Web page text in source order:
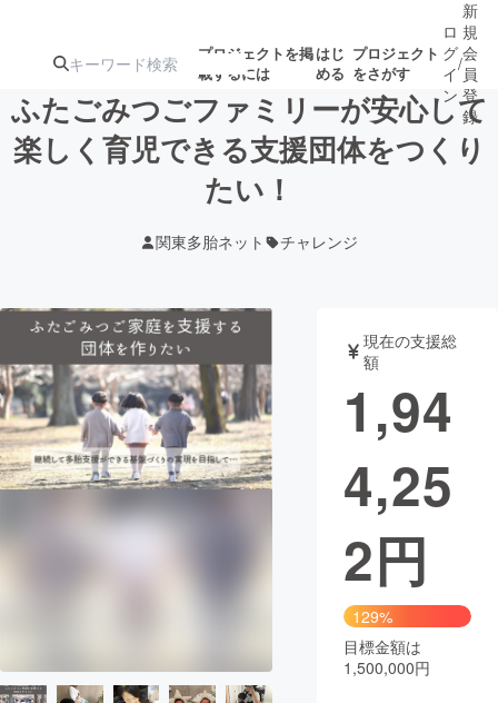
プロジェクトを掲
載するには
はじ
める
プロジェクト
をさがす
注目の新着プロ 募集終了が近いプ
テクノロジー・ガジェット
映像・映画 書籍・雑誌
ビジネス・起業 チャレンジ
CAMPFIRE Creation
コミュニティ
ロ
グ
イ
ン
/
新
規
会
員
登
録
ふたごみつごファミリーが安心して
楽しく育児できる支援団体をつくり
たい！
関東多胎ネット チャレンジ
現在の支援総
額
1,94
4,25
2円
129%
目標金額は
1,500,000円